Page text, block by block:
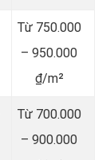
Từ 750.000
– 950.000
₫/m²
Từ 700.000
– 900.000